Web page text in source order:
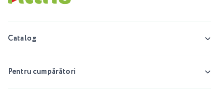
Catalog
Pentru cumpărători